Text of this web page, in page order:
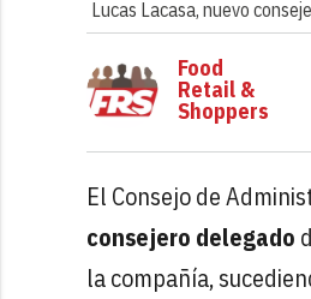
Lucas Lacasa, nuevo
Food
Retail &
Shoppers
El Consejo de
consejero delegado
la compañía,